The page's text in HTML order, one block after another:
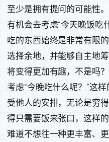
至少是拥有提问的可能性
有机会去考虑“今天晚饭吃
吃的东西始终是非常有限
选择余地，并能够自主地
将变得更加有趣，不是吗
考虑“今晚吃什么呢？”这
受他人的安排，无论是穷
得只需要饭来张口，这样
难道不想往一种更丰富、